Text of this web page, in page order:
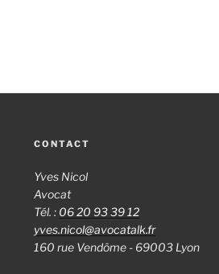
CONTACT
Yves Nicol
Avocat
Tél. : 06 20 93 39 12
yves.nicol@avocatalk.fr
160 rue Vendôme - 69003 Lyon